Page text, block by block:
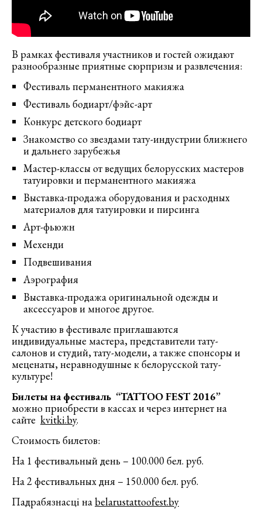
В рамках фестиваля участников и гостей ожидают
разнообразные приятные сюрпризы и развлечения:
Фестиваль перманентного макияжа
Фестиваль бодиарт/фэйс-арт
Конкурс детского бодиарт
Знакомство со звездами тату-индустрии ближнего
и дальнего зарубежья
Мастер-классы от ведущих белорусских мастеров
татуировки и перманентного макияжа
Выставка-продажа оборудования и расходных
материалов для татуировки и пирсинга
Арт-фьюжн
Мехенди
Подвешивания
Аэрография
Выставка-продажа оригинальной одежды и
аксессуаров и многое другое.
К участию в фестивале приглашаются
индивидуальные мастера, представители тату-
салонов и студий, тату-модели, а также спонсоры и
меценаты, неравнодушные к белорусской тату-
культуре!
Билеты на фестиваль “TATTOO FEST 2016”
можно приобрести в кассах и через интернет на
сайте kvitki.by.
Стоимость билетов:
На 1 фестивальный день – 100.000 бел. руб.
На 2 фестивальных дня – 150.000 бел. руб.
Падрабязнасці наbelarustattoofest.by